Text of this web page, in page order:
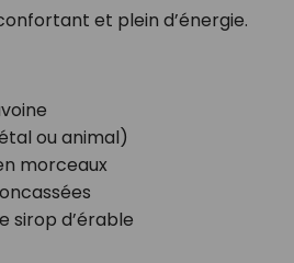
et plein d’énergie.
ou animal)
morceaux
sirop d’érable